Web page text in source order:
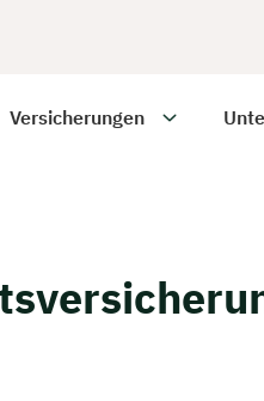
Versicherungen